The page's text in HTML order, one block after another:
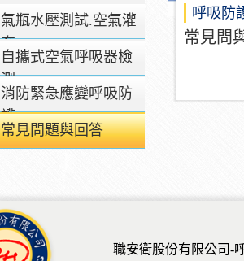
氣瓶水壓測試.空氣灌
充
自攜式空氣呼吸器檢
測
消防緊急應變呼吸防
護
常見問題與回答
呼吸防
常見問
職安衛股份有限公司-